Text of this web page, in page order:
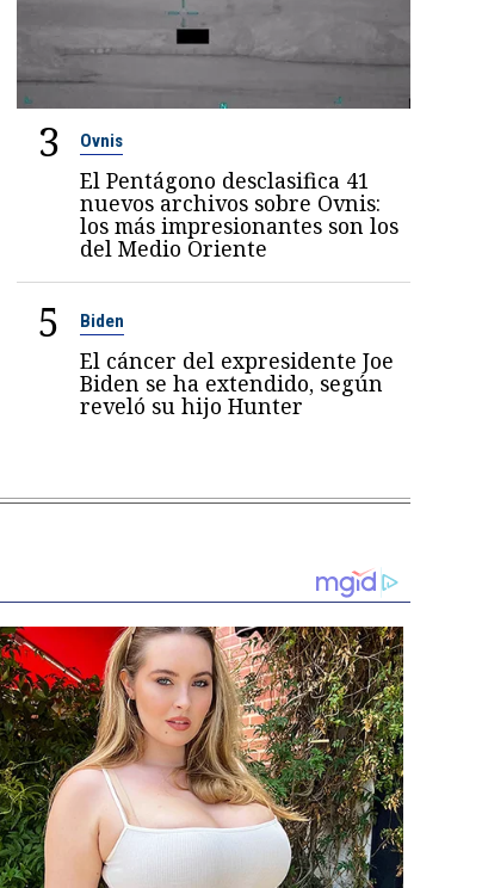
3 Ovnis
El Pentágono desclasifica 41
nuevos archivos sobre Ovnis:
los más impresionantes son los
del Medio Oriente
5 Biden
El cáncer del expresidente Joe
Biden se ha extendido, según
reveló su hijo Hunter